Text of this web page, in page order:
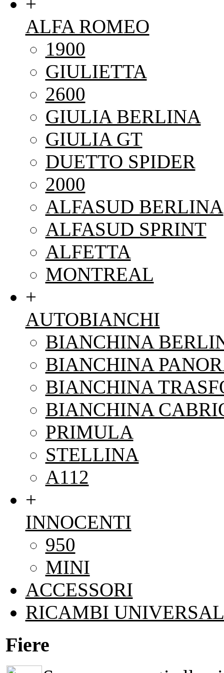
ALFA ROMEO
1900
GIULIETTA
2600
GIULIA BERLINA
GIULIA GT
DUETTO SPIDER
2000
ALFASUD BERLINA
ALFASUD SPRINT
ALFETTA
MONTREAL
+
AUTOBIANCHI
BIANCHINA
BIANCHINA
BIANCHINA
BIANCHINA
PRIMULA
STELLINA
A112
+
INNOCENTI
950
MINI
ACCESSORI
RICAMBI
Fiere